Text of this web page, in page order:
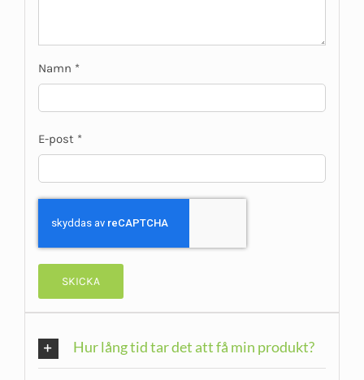
Namn *
E-post *
Hur lång tid tar det att få min produkt?